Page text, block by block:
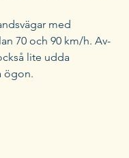
med
70 och 90 km/h. Av-
lite udda
ögon.